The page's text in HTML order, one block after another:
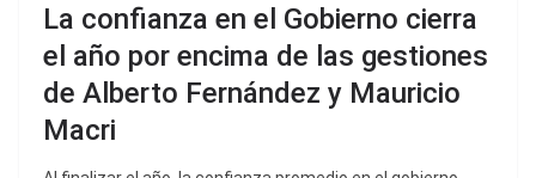
La confianza en el Gobierno cierra
el año por encima de las gestiones
de Alberto Fernández y Mauricio
Macri